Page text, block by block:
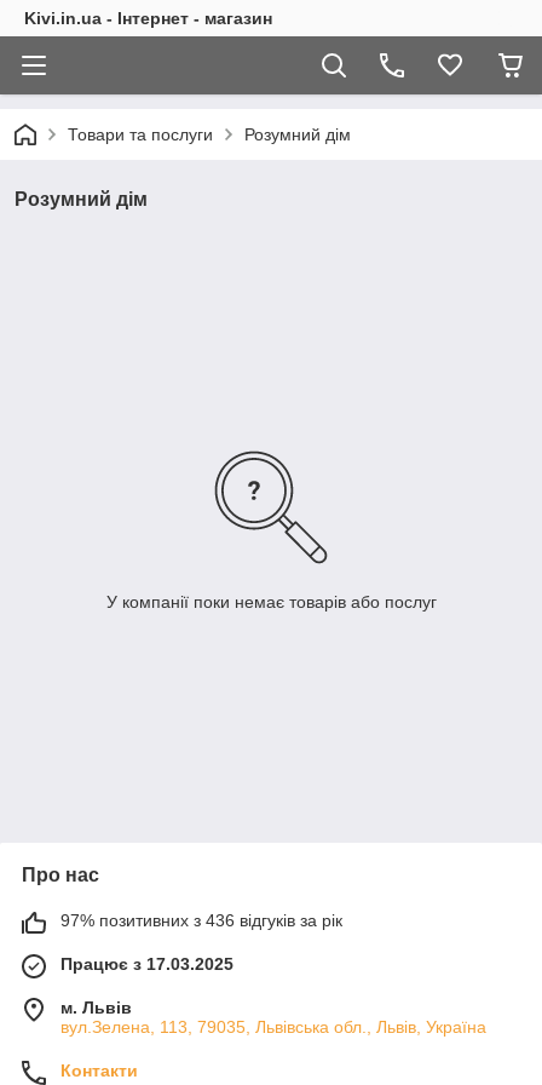
Kivi.in.ua - Інтернет - магазин
Товари та послуги Розумний дім
Розумний дім
У компанії поки немає товарів або послуг
Про нас
97% позитивних з 436 відгуків за рік
Працює з 17.03.2025
м. Львів
вул.Зелена, 113, 79035, Львівська обл., Львів, Україна
Контакти